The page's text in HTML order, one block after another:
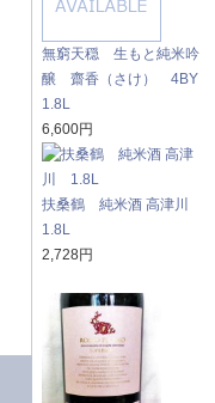
無窮天穏 生もと純米吟
醸 齋香（さけ） 4BY
1.8L
6,600円
扶桑鶴 純米酒 高津川
1.8L
2,728円